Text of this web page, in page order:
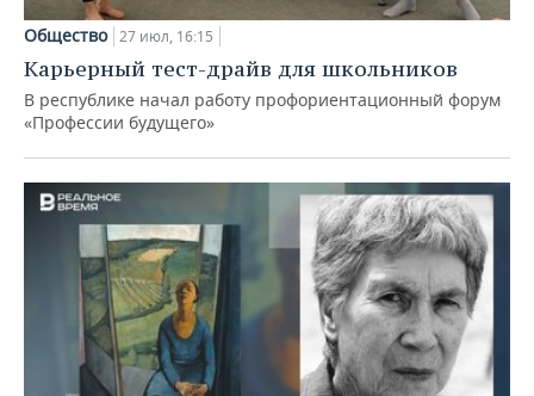
Общество 27 июл, 16:15
Карьерный тест-драйв для школьников
В республике начал работу профориентационный форум
«Профессии будущего»